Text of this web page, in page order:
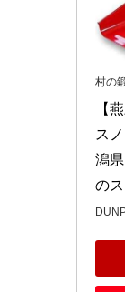
村の
【
ス
潟
の